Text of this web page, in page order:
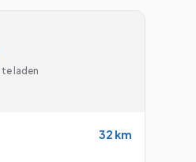
laden
32 km